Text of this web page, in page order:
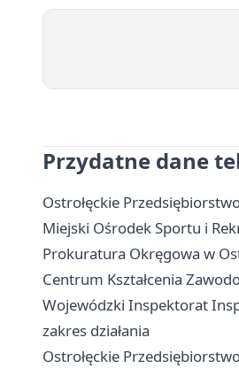
Przydatne dane
Ostrołęckie
Miejski Ośrodek Sportu i
Prokuratura Okręgowa w
Centrum Kształcenia
Wojewódzki Inspektorat
zakres działania
Ostrołęckie